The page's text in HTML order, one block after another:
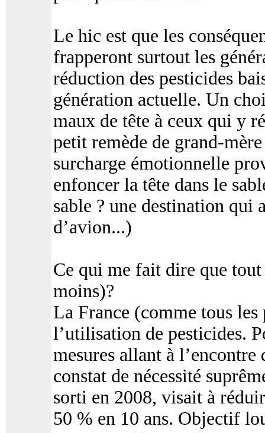
Le hic est que les
frapperont surtout les
réduction des pesticides
génération actuelle. Un
maux de tête à ceux qui y
petit remède de grand-
surcharge émotionnelle
enfoncer la tête dans le
sable ? une destination qui
d’avion...)
Ce qui me fait dire que
moins)?
La France (comme tous les
l’utilisation de pesticides.
mesures allant à l’encontre
constat de nécessité
sorti en 2008, visait à
50 % en 10 ans. Objectif